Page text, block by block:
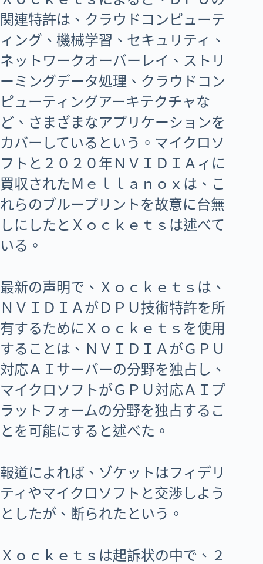
関連特許は、クラウドコンピューテ
ィング、機械学習、セキュリティ、
ネットワークオーバーレイ、ストリ
ーミングデータ処理、クラウドコン
ピューティングアーキテクチャな
ど、さまざまなアプリケーションを
カバーしているという。マイクロソ
フトと２０２０年ＮＶＩＤＩＡィに
買収されたＭｅｌｌａｎｏｘは、こ
れらのブループリントを故意に台無
しにしたとＸｏｃｋｅｔｓは述べて
いる。
最新の声明で、Ｘｏｃｋｅｔｓは、
ＮＶＩＤＩＡがＤＰＵ技術特許を所
有するためにＸｏｃｋｅｔｓを使用
することは、ＮＶＩＤＩＡがＧＰＵ
対応ＡＩサーバーの分野を独占し、
マイクロソフトがＧＰＵ対応ＡＩプ
ラットフォームの分野を独占するこ
とを可能にすると述べた。
報道によれば、ゾケットはフィデリ
ティやマイクロソフトと交渉しよう
としたが、断られたという。
Ｘｏｃｋｅｔｓは起訴状の中で、２